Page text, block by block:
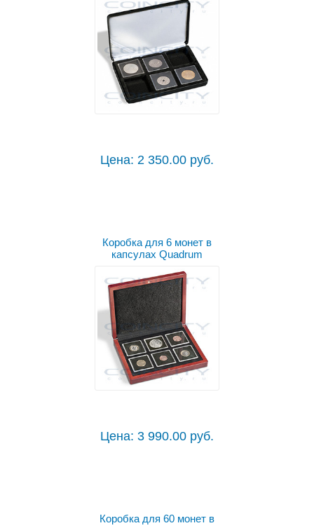
Цена: 2 350.00 руб.
Коробка для 6 монет в
капсулах Quadrum
Цена: 3 990.00 руб.
Коробка для 60 монет в